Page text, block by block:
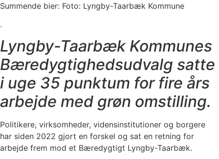
Summende bier: Foto: Lyngby-Taarbæk Kommune
.
Lyngby-Taarbæk Kommunes
Bæredygtighedsudvalg satte
i uge 35 punktum for fire års
arbejde med grøn omstilling.
Politikere, virksomheder, vidensinstitutioner og borgere
har siden 2022 gjort en forskel og sat en retning for
arbejde frem mod et Bæredygtigt Lyngby-Taarbæk.